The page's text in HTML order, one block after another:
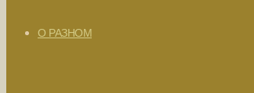
О РАЗНОМ